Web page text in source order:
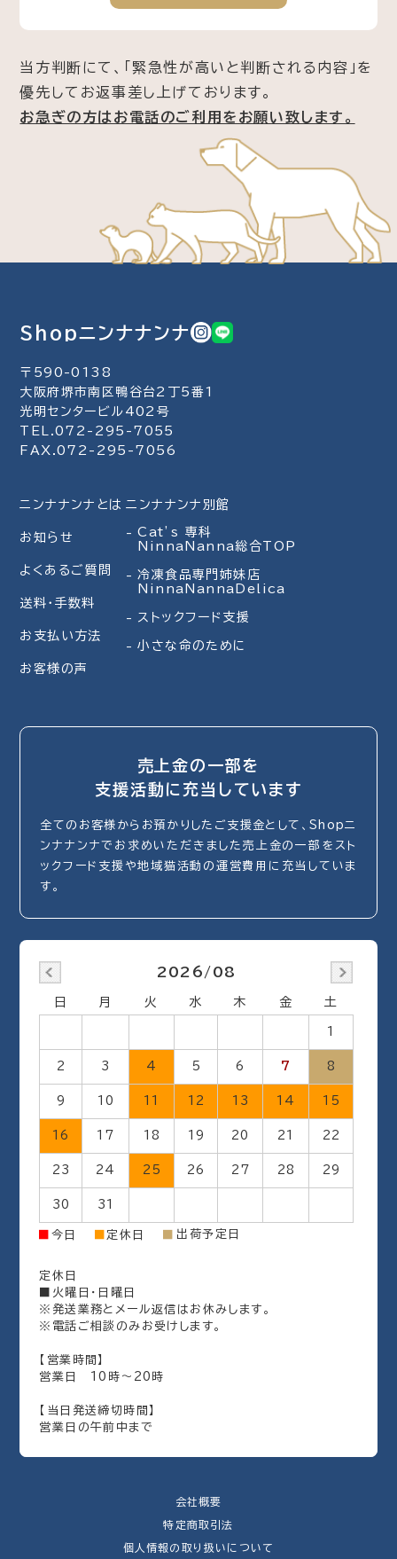
当方判断にて、「緊急性が高いと判断される内容」を
優先してお返事差し上げております。
お急ぎの方はお電話のご利用をお願い致します。
Shopニンナナンナ
〒590-0138
大阪府堺市南区鴨谷台2丁5番1
光明センタービル402号
TEL.072-295-7055
FAX.072-295-7056
ニンナナンナとは
お知らせ
よくあるご質問
送料・手数料
お支払い方法
お客様の声
ニンナナンナ別館
Cat’s 専科
NinnaNanna総合TOP
冷凍食品専門姉妹店
NinnaNannaDelica
ストックフード支援
小さな命のために
売上金の一部を
支援活動に充当しています
全てのお客様からお預かりしたご支援金として、Shopニ
ンナナンナでお求めいただきました売上金の一部をスト
ックフード支援や地域猫活動の運営費用に充当していま
す。
2026/08
日 月 火 水 木 金 土
1
2 3 4 5 6 7 8
9 10 11 12 13 14 15
16 17 18 19 20 21 22
23 24 25 26 27 28 29
30 31
今日 定休日 出荷予定日
定休日
■火曜日・日曜日
※発送業務とメール返信はお休みします。
※電話ご相談のみお受けします。
【営業時間】
営業日 10時～20時
【当日発送締切時間】
営業日の午前中まで
会社概要
特定商取引法
個人情報の取り扱いについて